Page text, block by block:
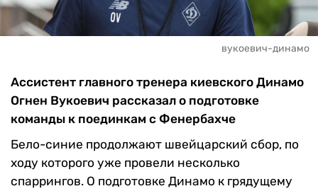
вукоевич-динамо
Ассистент главного тренера киевского Динамо
Огнен Вукоевич рассказал о подготовке
команды к поединкам с Фенербахче
Бело-синие продолжают швейцарский сбор, по
ходу которого уже провели несколько
спаррингов. О подготовке Динамо к грядущему